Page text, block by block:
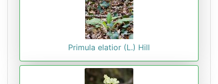
Primula elatior (L.) Hill